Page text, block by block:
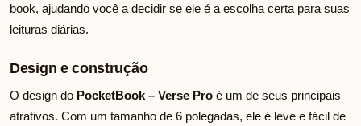
book, ajudando você a decidir se ele é a escolha certa para suas
leituras diárias.
Design e construção
O design do PocketBook – Verse Pro é um de seus principais
atrativos. Com um tamanho de 6 polegadas, ele é leve e fácil de